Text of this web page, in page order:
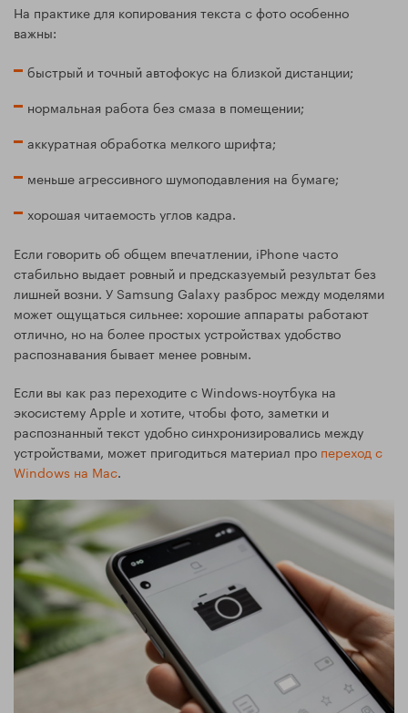
На практике для копирования текста с фото особенно
важны:
быстрый и точный автофокус на близкой дистанции;
нормальная работа без смаза в помещении;
аккуратная обработка мелкого шрифта;
меньше агрессивного шумоподавления на бумаге;
хорошая читаемость углов кадра.
Если говорить об общем впечатлении, iPhone часто
стабильно выдает ровный и предсказуемый результат без
лишней возни. У Samsung Galaxy разброс между моделями
может ощущаться сильнее: хорошие аппараты работают
отлично, но на более простых устройствах удобство
распознавания бывает менее ровным.
Если вы как раз переходите с Windows-ноутбука на
экосистему Apple и хотите, чтобы фото, заметки и
распознанный текст удобно синхронизировались между
устройствами, может пригодиться материал про переход с
Windows на Mac.